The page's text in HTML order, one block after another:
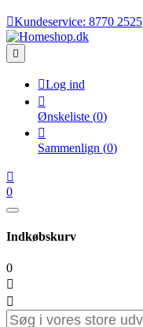
Kundeservice: 8770 2525

Log ind

Ønskeliste (0)

Sammenlign (0)

0
Indkøbskurv
0

